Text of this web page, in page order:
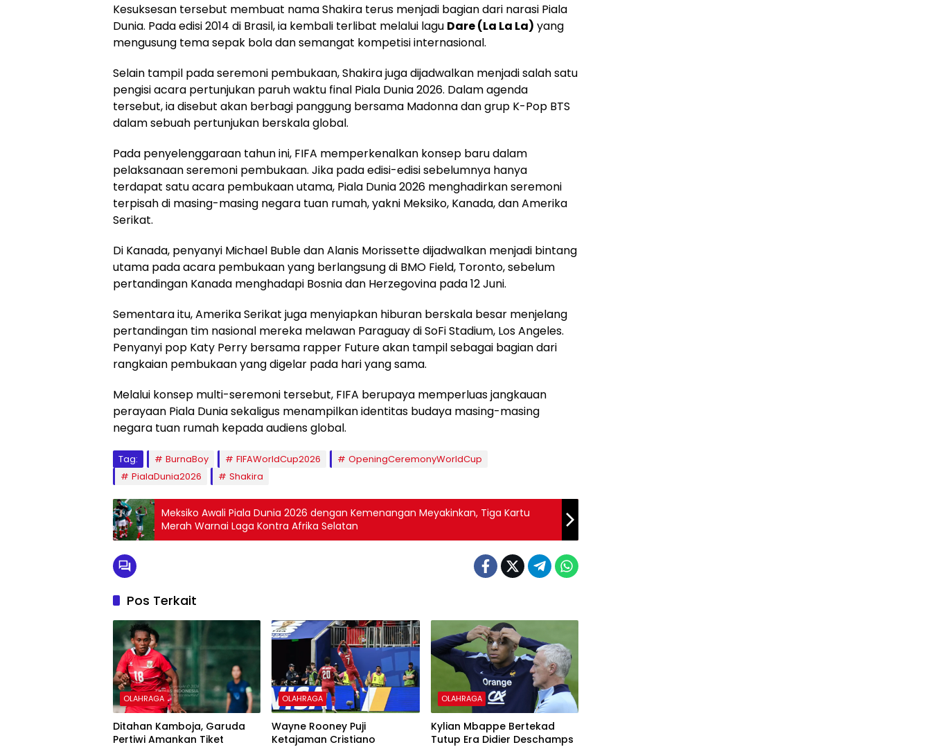
Kesuksesan tersebut membuat nama Shakira terus menjadi bagian dari narasi Piala
Dunia. Pada edisi 2014 di Brasil, ia kembali terlibat melalui lagu Dare (La La La) yang
mengusung tema sepak bola dan semangat kompetisi internasional.
Selain tampil pada seremoni pembukaan, Shakira juga dijadwalkan menjadi salah satu
pengisi acara pertunjukan paruh waktu final Piala Dunia 2026. Dalam agenda
tersebut, ia disebut akan berbagi panggung bersama Madonna dan grup K-Pop BTS
dalam sebuah pertunjukan berskala global.
Pada penyelenggaraan tahun ini, FIFA memperkenalkan konsep baru dalam
pelaksanaan seremoni pembukaan. Jika pada edisi-edisi sebelumnya hanya
terdapat satu acara pembukaan utama, Piala Dunia 2026 menghadirkan seremoni
terpisah di masing-masing negara tuan rumah, yakni Meksiko, Kanada, dan Amerika
Serikat.
Di Kanada, penyanyi Michael Buble dan Alanis Morissette dijadwalkan menjadi bintang
utama pada acara pembukaan yang berlangsung di BMO Field, Toronto, sebelum
pertandingan Kanada menghadapi Bosnia dan Herzegovina pada 12 Juni.
Sementara itu, Amerika Serikat juga menyiapkan hiburan berskala besar menjelang
pertandingan tim nasional mereka melawan Paraguay di SoFi Stadium, Los Angeles.
Penyanyi pop Katy Perry bersama rapper Future akan tampil sebagai bagian dari
rangkaian pembukaan yang digelar pada hari yang sama.
Melalui konsep multi-seremoni tersebut, FIFA berupaya memperluas jangkauan
perayaan Piala Dunia sekaligus menampilkan identitas budaya masing-masing
negara tuan rumah kepada audiens global.
Tag: BurnaBoy FIFAWorldCup2026
OpeningCeremonyWorldCup
PialaDunia2026
Shakira
Meksiko Awali Piala Dunia 2026 dengan Kemenangan Meyakinkan, Tiga Kartu
Merah Warnai Laga Kontra Afrika Selatan
Pos Terkait
OLAHRAGA
Ditahan Kamboja, Garuda
Pertiwi Amankan Tiket
OLAHRAGA
Wayne Rooney Puji
Ketajaman Cristiano
OLAHRAGA
Kylian Mbappe Bertekad
Tutup Era Didier Deschamps